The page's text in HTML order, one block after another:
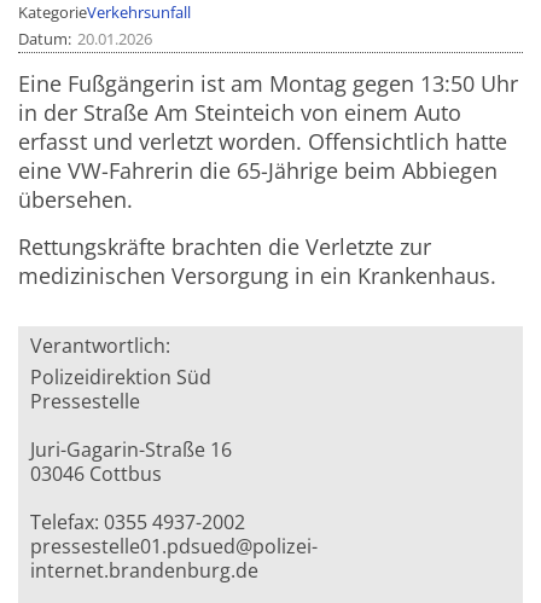
KategorieVerkehrsunfall
Datum 20.01.2026
Eine Fußgängerin ist am Montag gegen 13:50 Uhr
in der Straße Am Steinteich von einem Auto
erfasst und verletzt worden. Offensichtlich hatte
eine VW-Fahrerin die 65-Jährige beim Abbiegen
übersehen.
Rettungskräfte brachten die Verletzte zur
medizinischen Versorgung in ein Krankenhaus.
Verantwortlich:
Polizeidirektion Süd
Pressestelle
Juri-Gagarin-Straße 16
03046 Cottbus
Telefax: 0355 4937-2002
pressestelle01.pdsued@polizei-
internet.brandenburg.de